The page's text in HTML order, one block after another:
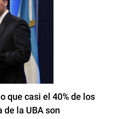
que casi el 40% de los
la UBA son